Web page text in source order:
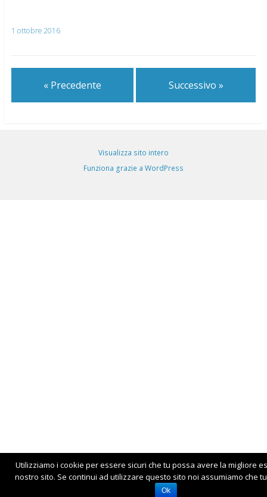
1 ottobre 2016
« Precedente Successivo »
Visualizza sito intero
Funziona grazie a WordPress
Utilizziamo i cookie per essere sicuri che tu possa avere la migliore
nostro sito. Se continui ad utilizzare questo sito noi assumiamo che
Ok